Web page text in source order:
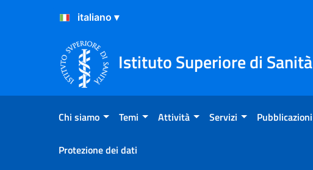
Salta al Contenuto
Salta al Footer
Istituto Superiore di Sanità
Chi siamo Temi Attività Servizi Pubblicazioni
Protezione dei dati